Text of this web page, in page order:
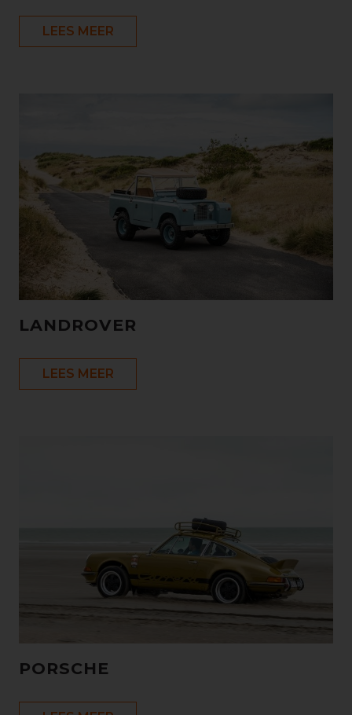
LEES MEER
LANDROVER
LEES MEER
PORSCHE